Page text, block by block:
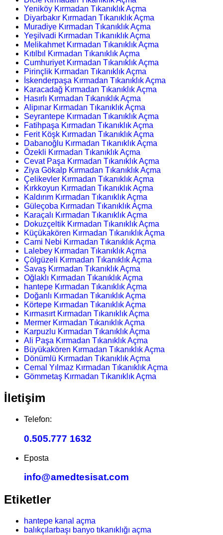
Yeniköy Kırmadan Tıkanıklık Açma
Diyarbakır Kırmadan Tıkanıklık Açma
Muradiye Kırmadan Tıkanıklık Açma
Yeşilvadi Kırmadan Tıkanıklık Açma
Melikahmet Kırmadan Tıkanıklık Açma
Kıtılbıl Kırmadan Tıkanıklık Açma
Cumhuriyet Kırmadan Tıkanıklık Açma
Pirinçlik Kırmadan Tıkanıklık Açma
İskenderpaşa Kırmadan Tıkanıklık Açma
Karacadağ Kırmadan Tıkanıklık Açma
Hasırlı Kırmadan Tıkanıklık Açma
Alipınar Kırmadan Tıkanıklık Açma
Seyrantepe Kırmadan Tıkanıklık Açma
Fatihpaşa Kırmadan Tıkanıklık Açma
Ferit Köşk Kırmadan Tıkanıklık Açma
Dabanoğlu Kırmadan Tıkanıklık Açma
Özekli Kırmadan Tıkanıklık Açma
Cevat Paşa Kırmadan Tıkanıklık Açma
Ziya Gökalp Kırmadan Tıkanıklık Açma
Çelikevler Kırmadan Tıkanıklık Açma
Kırkkoyun Kırmadan Tıkanıklık Açma
Kaldırım Kırmadan Tıkanıklık Açma
Güleçoba Kırmadan Tıkanıklık Açma
Karaçalı Kırmadan Tıkanıklık Açma
Dokuzçeltik Kırmadan Tıkanıklık Açma
Küçükakören Kırmadan Tıkanıklık Açma
Cami Nebi Kırmadan Tıkanıklık Açma
Lalebey Kırmadan Tıkanıklık Açma
Çölgüzeli Kırmadan Tıkanıklık Açma
Savaş Kırmadan Tıkanıklık Açma
Oğlaklı Kırmadan Tıkanıklık Açma
hantepe Kırmadan Tıkanıklık Açma
Doğanlı Kırmadan Tıkanıklık Açma
Körtepe Kırmadan Tıkanıklık Açma
Kırmasırt Kırmadan Tıkanıklık Açma
Mermer Kırmadan Tıkanıklık Açma
Karpuzlu Kırmadan Tıkanıklık Açma
Ali Paşa Kırmadan Tıkanıklık Açma
Büyükakören Kırmadan Tıkanıklık Açma
Dönümlü Kırmadan Tıkanıklık Açma
Cemal Yılmaz Kırmadan Tıkanıklık Açma
Gömmetaş Kırmadan Tıkanıklık Açma
İletişim
Telefon:
0.505.777 1632
Eposta
info@amedtesisat.com
Etiketler
hantepe kanal açma
balıkçılarbaşı banyo tıkanıklığı açma